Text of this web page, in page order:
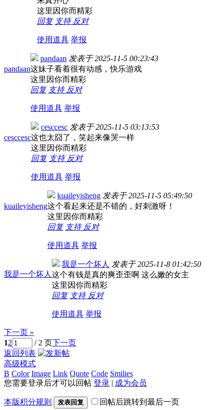
这里因你而精彩
回复 支持 反对
使用道具 举报
pandaan
pandaan 发表于2025-11-5 00:23:43
这妹子看着很有动感，快乐游戏
这里因你而精彩
回复 支持 反对
使用道具 举报
cesccesc
cesccesc 发表于2025-11-5 03:13:53
这也太囧了，笑起来像哭一样
这里因你而精彩
回复 支持 反对
使用道具 举报
kuaileyisheng
kuaileyisheng 发表于2025-11-5 05:49:50
这个看起来还是不错的，好刺激呀！
这里因你而精彩
回复 支持 反对
使用道具 举报
我是一个坏人
我是一个坏人 发表于2025-11-8 01:42:50
这个有钱是真的爽歪歪啊 这么嫩的女主
这里因你而精彩
回复 支持 反对
使用道具 举报
下一页 »
12 / 2 页下一页
返回列表
高级模式
B Color Image Link Quote Code Smilies
您需要登录后才可以回帖 登录 | 成为会员
本版积分规则 发表回复 回帖后跳转到最后一页